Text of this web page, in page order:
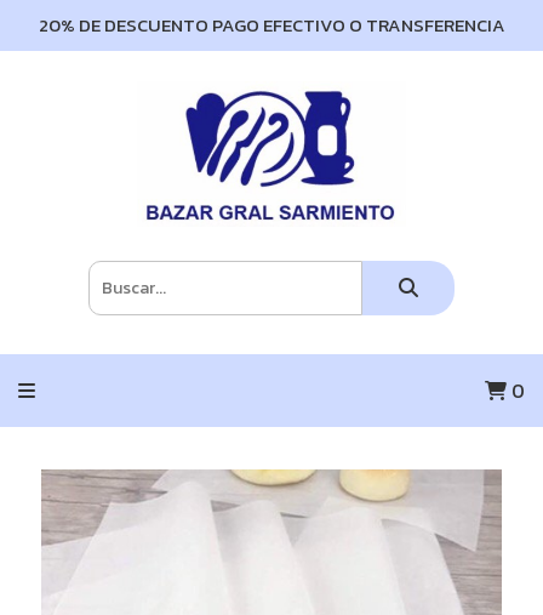
20% DE DESCUENTO PAGO EFECTIVO O TRANSFERENCIA
0